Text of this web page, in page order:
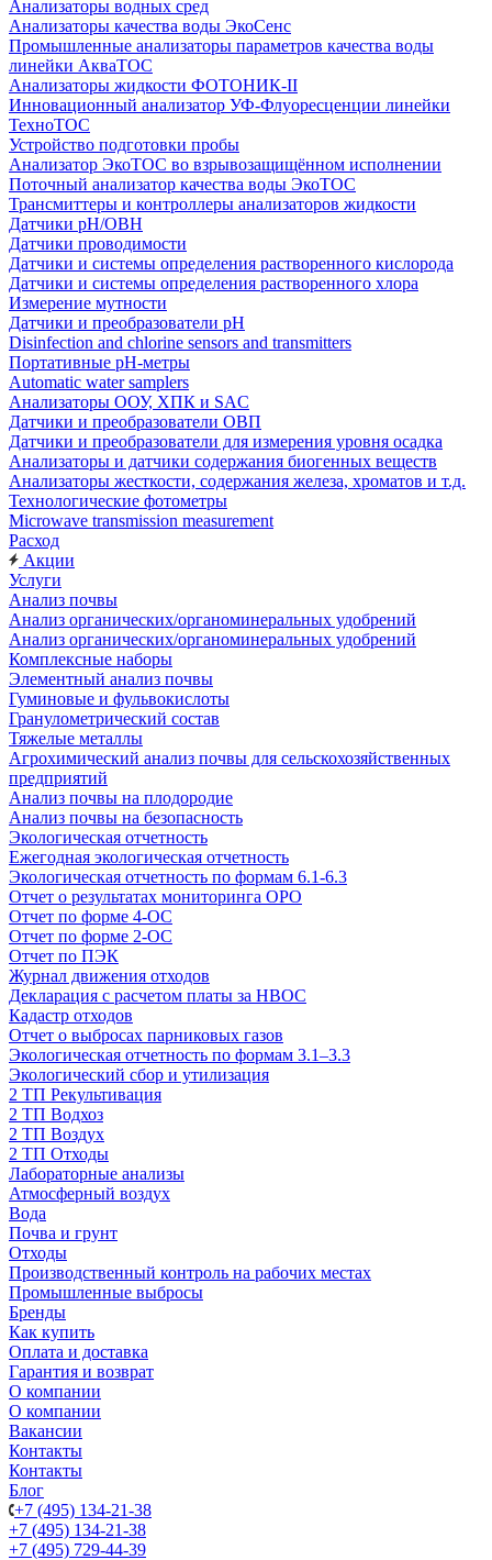
Анализаторы водных сред
Анализаторы качества воды ЭкоСенс
Промышленные анализаторы параметров качества воды
линейки АкваТОС
Анализаторы жидкости ФОТОНИК-II
Инновационный анализатор УФ-Флуоресценции линейки
ТехноТОС
Устройство подготовки пробы
Анализатор ЭкоТОС во взрывозащищённом исполнении
Поточный анализатор качества воды ЭкоТОС
Трансмиттеры и контроллеры анализаторов жидкости
Датчики рН/ОВН
Датчики проводимости
Датчики и системы определения растворенного кислорода
Датчики и системы определения растворенного хлора
Измерение мутности
Датчики и преобразователи pH
Disinfection and chlorine sensors and transmitters
Портативные pH-метры
Automatic water samplers
Анализаторы ООУ, ХПК и SAC
Датчики и преобразователи ОВП
Датчики и преобразователи для измерения уровня осадка
Анализаторы и датчики содержания биогенных веществ
Анализаторы жесткости, содержания железа, хроматов и т.д.
Технологические фотометры
Microwave transmission measurement
Расход
Акции
Услуги
Анализ почвы
Анализ органических/органоминеральных удобрений
Анализ органических/органоминеральных удобрений
Комплексные наборы
Элементный анализ почвы
Гуминовые и фульвокислоты
Гранулометрический состав
Тяжелые металлы
Агрохимический анализ почвы для сельскохозяйственных
предприятий
Анализ почвы на плодородие
Анализ почвы на безопасность
Экологическая отчетность
Ежегодная экологическая отчетность
Экологическая отчетность по формам 6.1-6.3
Отчет о результатах мониторинга ОРО
Отчет по форме 4-ОС
Отчет по форме 2-ОС
Отчет по ПЭК
Журнал движения отходов
Декларация с расчетом платы за НВОС
Кадастр отходов
Отчет о выбросах парниковых газов
Экологическая отчетность по формам 3.1–3.3
Экологический сбор и утилизация
2 ТП Рекультивация
2 ТП Водхоз
2 ТП Воздух
2 ТП Отходы
Лабораторные анализы
Атмосферный воздух
Вода
Почва и грунт
Отходы
Производственный контроль на рабочих местах
Промышленные выбросы
Бренды
Как купить
Оплата и доставка
Гарантия и возврат
О компании
О компании
Вакансии
Контакты
Контакты
Блог
+7 (495) 134-21-38
+7 (495) 134-21-38
+7 (495) 729-44-39